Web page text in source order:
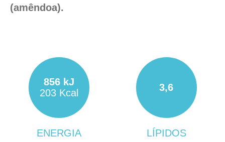
(amêndoa).
856 kJ
203 Kcal
ENERGIA
3,6
LÍPIDOS